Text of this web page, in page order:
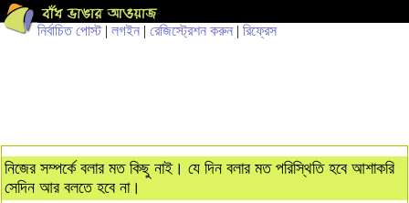
নির্বাচিত পোস্ট| লগইন | রেজিস্ট্রেশন করুন | রিফ্রেস
নিজের সম্পর্কে বলার মত কিছু নাই। যে দিন বলার মত পরিস্থিতি হবে আশাকরি
সেদিন আর বলতে হবে না।